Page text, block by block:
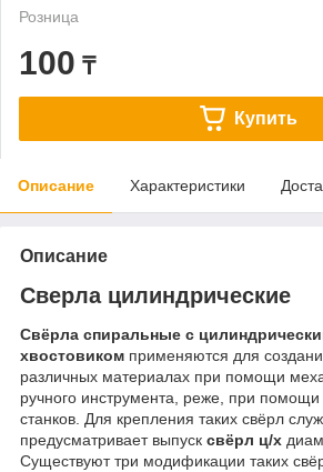
Розница
100 ₸
Купить
Описание Характеристики
Описание
Сверла цилиндрические
Свёрла спиральные с
хвостовиком применяются для
различных материалах при помощи
ручного инструмента, реже, при
станков. Для крепления таких свёрл
предусматривает выпуск свёрл ц/х
Существуют три модификации таких